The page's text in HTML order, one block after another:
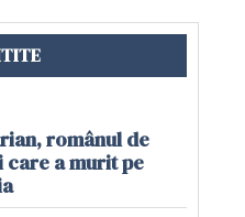
românul de
care a murit pe